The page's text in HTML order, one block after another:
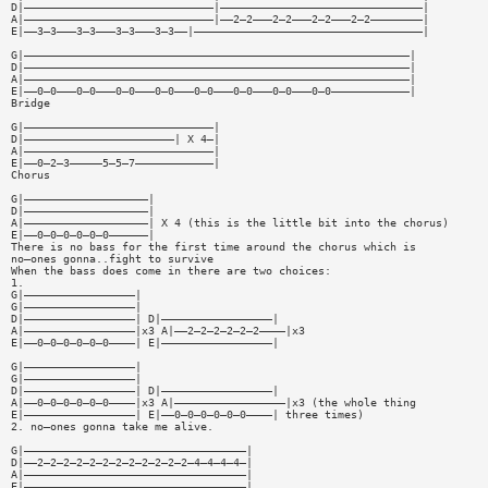
D|—————————————————————————————|———————————————————————————————|
A|—————————————————————————————|——2—2———2—2———2—2———2—2————————|
E|——3—3———3—3———3—3———3—3——|———————————————————————————————————|
G|———————————————————————————————————————————————————————————|
D|———————————————————————————————————————————————————————————|
A|———————————————————————————————————————————————————————————|
E|——0—0———0—0———0—0———0—0———0—0———0—0———0—0———0—0————————————|
Bridge
G|—————————————————————————————|
D|———————————————————————| X 4—|
A|—————————————————————————————|
E|——0—2—3—————5—5—7————————————|
Chorus
G|———————————————————|
D|———————————————————|
A|———————————————————| X 4 (this is the little bit into the chorus)
E|——0—0—0—0—0—0——————|
There is no bass for the first time around the chorus which is
no—ones gonna..fight to survive
When the bass does come in there are two choices:
1.
G|—————————————————|
G|—————————————————|
D|—————————————————| D|—————————————————|
A|—————————————————|x3 A|——2—2—2—2—2—2————|x3
E|——0—0—0—0—0—0————| E|—————————————————|
G|—————————————————|
G|—————————————————|
D|—————————————————| D|—————————————————|
A|——0—0—0—0—0—0————|x3 A|—————————————————|x3 (the whole thing
E|—————————————————| E|——0—0—0—0—0—0————| three times)
2. no—ones gonna take me alive.
G|——————————————————————————————————|
D|——2—2—2—2—2—2—2—2—2—2—2—2—4—4—4—4—|
A|——————————————————————————————————|